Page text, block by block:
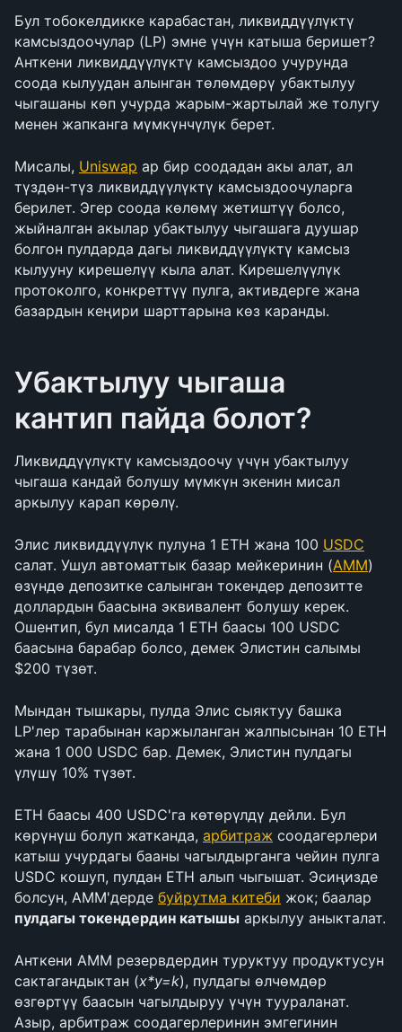
Бул тобокелдикке карабастан, ликвиддүүлүктү
камсыздоочулар (LP) эмне үчүн катыша беришет?
Анткени ликвиддүүлүктү камсыздоо учурунда
соода кылуудан алынган төлөмдөрү убактылуу
чыгашаны көп учурда жарым-жартылай же толугу
менен жапканга мүмкүнчүлүк берет.
Мисалы, Uniswap ар бир соодадан акы алат, ал
түздөн-түз ликвиддүүлүктү камсыздоочуларга
берилет. Эгер соода көлөмү жетиштүү болсо,
жыйналган акылар убактылуу чыгашага дуушар
болгон пулдарда дагы ликвиддүүлүктү камсыз
кылууну кирешелүү кыла алат. Кирешелүүлүк
протоколго, конкреттүү пулга, активдерге жана
базардын кеңири шарттарына көз каранды.
Убактылуу чыгаша
кантип пайда болот?
Ликвиддүүлүктү камсыздоочу үчүн убактылуу
чыгаша кандай болушу мүмкүн экенин мисал
аркылуу карап көрөлү.
Элис ликвиддүүлүк пулуна 1 ETH жана 100 USDC
салат. Ушул автоматтык базар мейкеринин (AMM)
өзүндө депозитке салынган токендер депозитте
доллардын баасына эквивалент болушу керек.
Ошентип, бул мисалда 1 ETH баасы 100 USDC
баасына барабар болсо, демек Элистин салымы
$200 түзөт.
Мындан тышкары, пулда Элис сыяктуу башка
LP'лер тарабынан каржыланган жалпысынан 10 ETH
жана 1 000 USDC бар. Демек, Элистин пулдагы
үлүшү 10% түзөт.
ETH баасы 400 USDC'га көтөрүлдү дейли. Бул
көрүнүш болуп жатканда, арбитраж соодагерлери
катыш учурдагы бааны чагылдырганга чейин пулга
USDC кошуп, пулдан ETH алып чыгышат. Эсиңизде
болсун, AMM'дерде буйрутма китеби
пулдагы токендердин катышы аркылуу аныкталат.
Анткени AMM резервдердин туруктуу продуктусун
сактагандыктан (x*y=k), пулдагы өлчөмдөр
өзгөртүү баасын чагылдыруу үчүн туураланат.
Азыр, арбитраж соодагерлеринин эмгегинин